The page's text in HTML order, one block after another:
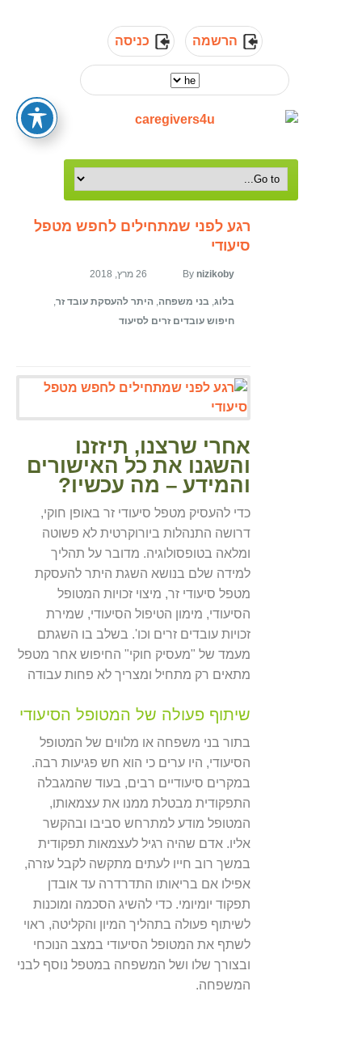
הרשמה כניסה
רגע לפני שמתחילים לחפש מטפל
סיעודי
By nizikoby 26 מרץ, 2018
בלוג, בני משפחה, היתר להעסקת עובד זר,
חיפוש עובדים זרים לסיעוד
אחרי שרצנו, תיזזנו
והשגנו את כל האישורים
והמידע – מה עכשיו?
כדי להעסיק מטפל סיעודי זר באופן חוקי,
דרושה התנהלות ביורוקרטית לא פשוטה
ומלאה בטופסולוגיה. מדובר על תהליך
למידה שלם בנושא השגת היתר להעסקת
מטפל סיעודי זר, מיצוי זכויות המטופל
הסיעודי, מימון הטיפול הסיעודי, שמירת
זכויות עובדים זרים וכו'. בשלב בו השגתם
מעמד של "מעסיק חוקי" החיפוש אחר מטפל
מתאים רק מתחיל ומצריך לא פחות עבודה
שיתוף פעולה של המטופל הסיעודי
בתור בני משפחה או מלווים של המטופל
הסיעודי, היו ערים כי הוא חש פגיעות רבה.
במקרים סיעודיים רבים, בעוד שהמגבלה
התפקודית מבטלת ממנו את עצמאותו,
המטופל מודע למתרחש סביבו ובהקשר
אליו. אדם שהיה רגיל לעצמאות תפקודית
במשך רוב חייו לעתים מתקשה לקבל עזרה,
אפילו אם בריאותו התדרדרה עד אובדן
תפקוד יומיומי. כדי להשיג הסכמה ומוכנות
לשיתוף פעולה בתהליך המיון והקליטה, ראוי
לשתף את המטופל הסיעודי במצב הנוכחי
ובצורך שלו ושל המשפחה במטפל נוסף לבני
המשפחה.